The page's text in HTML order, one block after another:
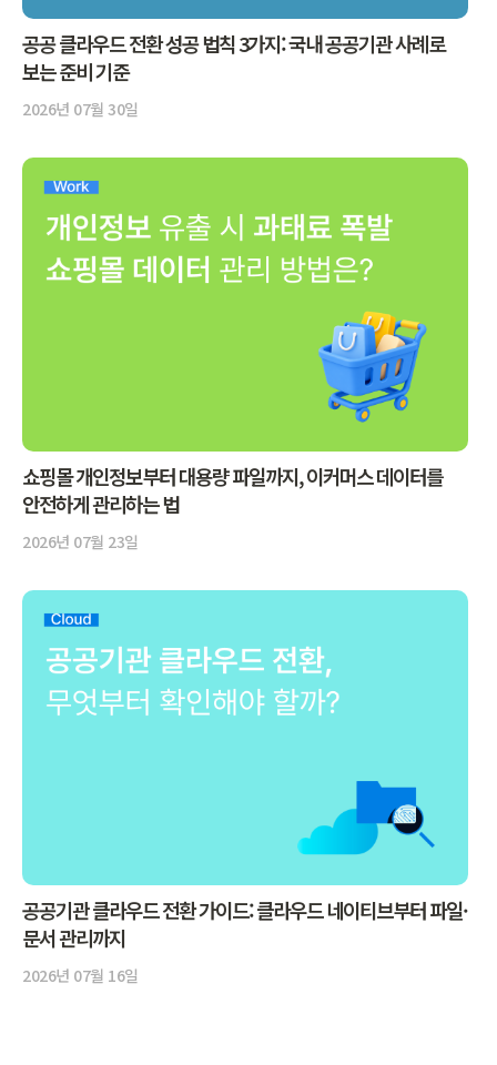
공공 클라우드 전환 성공 법칙 3가지: 국내 공공기관 사례로
보는 준비 기준
2026년 07월 30일
쇼핑몰 개인정보부터 대용량 파일까지, 이커머스 데이터를
안전하게 관리하는 법
2026년 07월 23일
공공기관 클라우드 전환 가이드: 클라우드 네이티브부터 파일·
문서 관리까지
2026년 07월 16일